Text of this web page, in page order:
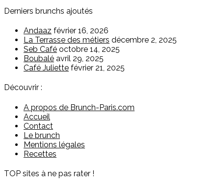
Derniers brunchs ajoutés
Andaaz février 16, 2026
La Terrasse des métiers décembre 2, 2025
Seb Café octobre 14, 2025
Boubalé avril 29, 2025
Café Juliette février 21, 2025
Découvrir :
A propos de Brunch-Paris.com
Accueil
Contact
Le brunch
Mentions légales
Recettes
TOP sites à ne pas rater !